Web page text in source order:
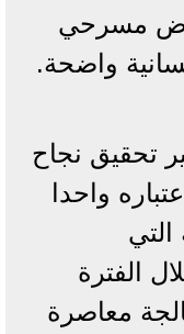
مسرحي
واضحة.
تحقيق نجاح
واحدا
الفترة
معاصرة